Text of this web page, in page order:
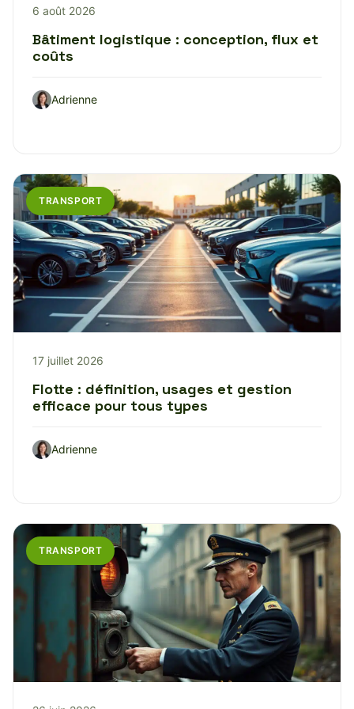
6 août 2026
Bâtiment logistique : conception, flux et
coûts
Adrienne
TRANSPORT
17 juillet 2026
Flotte : définition, usages et gestion
efficace pour tous types
Adrienne
TRANSPORT